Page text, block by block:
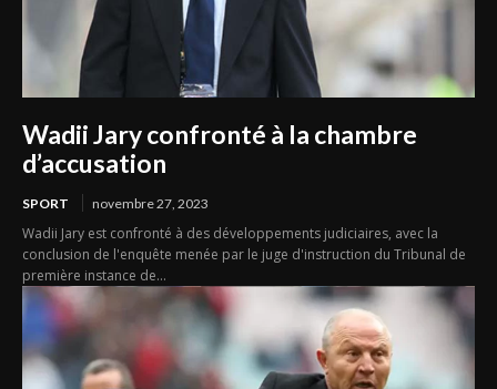
Wadii Jary confronté à la chambre
d’accusation
SPORT novembre 27, 2023
Wadii Jary est confronté à des développements judiciaires, avec la
conclusion de l'enquête menée par le juge d'instruction du Tribunal de
première instance de...